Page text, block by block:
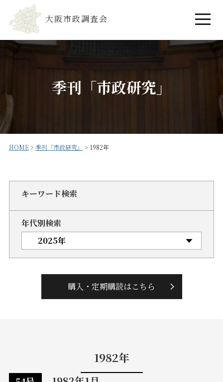
大阪市政調査会
季刊「市政研究」
HOME> 季刊「市政研究」 > 1982年
キーワード検索
年代別検索
購入・定期購読はこちら
1982年